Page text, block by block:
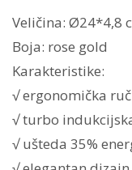
1509N
količina
Veličina: Ø24*4,8
Boja: rose gold
Karakteristike:
√ ergonomička
√ turbo
√ ušteda 35%